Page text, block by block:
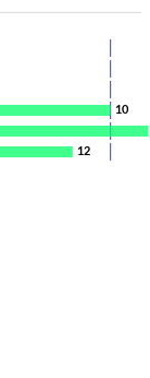
10
12